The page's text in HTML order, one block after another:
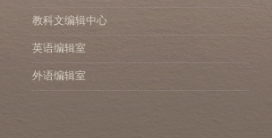
教科文编辑中心
英语编辑室
外语编辑室